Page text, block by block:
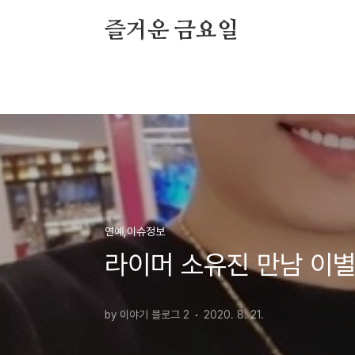
즐거운 금요일
연예,이슈정보
라이머 소유진 만남 이
by 이야기 블로그 2 2020. 8. 21.